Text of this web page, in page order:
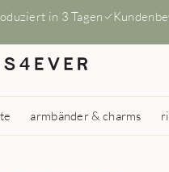
in 3 Tagen
armbänder & charms